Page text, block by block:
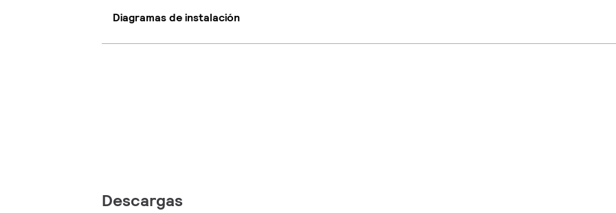
Diagramas de instalación
Descargas